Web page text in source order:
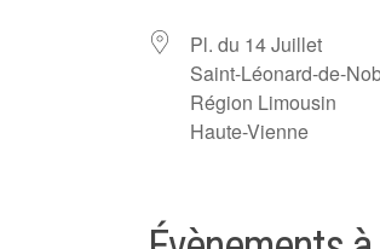
Pl. du 14 Juillet
Saint-Léonard-de-
Région Limousin
Haute-Vienne